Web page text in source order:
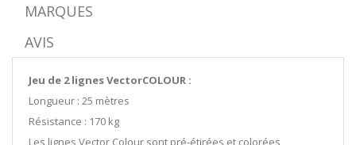
MARQUES
AVIS
Jeu de 2 lignes VectorCOLOUR :
Longueur : 25 mètres
Résistance : 170 kg
Les lignes Vector Colour sont pré-étirées et colorées